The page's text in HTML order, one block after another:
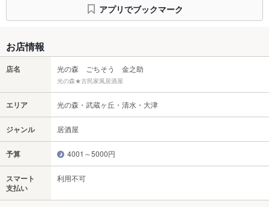
アプリでブックマーク
お店情報
店名 光の森 ごちそう 金之助
光の森★古民家風居酒屋
エリア 光の森・武蔵ヶ丘・清水・大津
ジャンル 居酒屋
予算 4001～5000円
スマート
支払い
利用不可